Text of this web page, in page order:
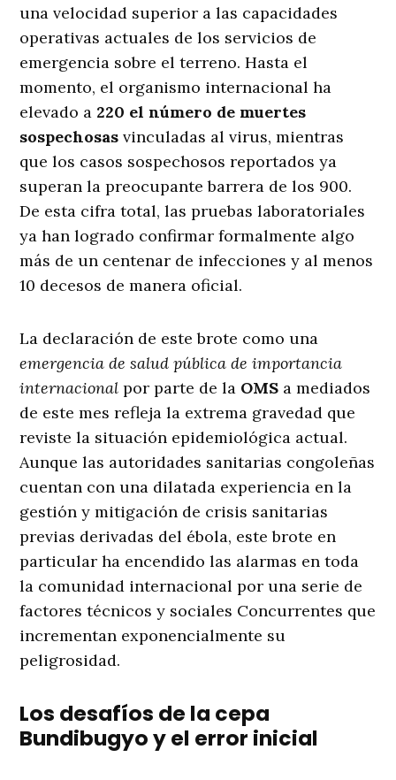
una velocidad superior a las capacidades
operativas actuales de los servicios de
emergencia sobre el terreno. Hasta el
momento, el organismo internacional ha
elevado a 220 el número de muertes
sospechosas vinculadas al virus, mientras
que los casos sospechosos reportados ya
superan la preocupante barrera de los 900.
De esta cifra total, las pruebas laboratoriales
ya han logrado confirmar formalmente algo
más de un centenar de infecciones y al menos
10 decesos de manera oficial.
La declaración de este brote como una
emergencia de salud pública de importancia
internacional por parte de la OMS a mediados
de este mes refleja la extrema gravedad que
reviste la situación epidemiológica actual.
Aunque las autoridades sanitarias congoleñas
cuentan con una dilatada experiencia en la
gestión y mitigación de crisis sanitarias
previas derivadas del ébola, este brote en
particular ha encendido las alarmas en toda
la comunidad internacional por una serie de
factores técnicos y sociales Concurrentes que
incrementan exponencialmente su
peligrosidad.
Los desafíos de la cepa
Bundibugyo y el error inicial